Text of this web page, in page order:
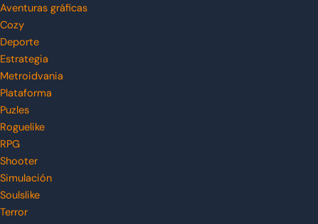
Aventuras gráficas
Cozy
Deporte
Estrategia
Metroidvania
Plataforma
Puzles
Roguelike
RPG
Shooter
Simulación
Soulslike
Terror